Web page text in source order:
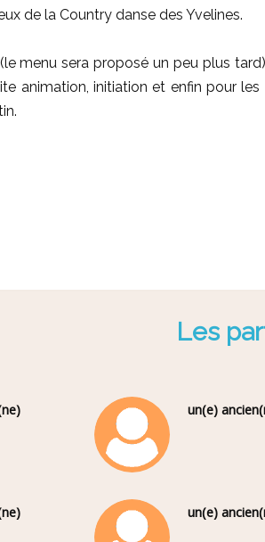
de la Country danse des Yvelines.
menu sera proposé un peu plus
animation, initiation et enfin pour
Les
un(e)
un(e)